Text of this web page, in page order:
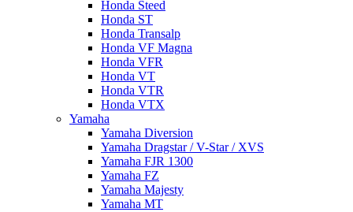
Honda Steed
Honda ST
Honda Transalp
Honda VF Magna
Honda VFR
Honda VT
Honda VTR
Honda VTX
Yamaha
Yamaha Diversion
Yamaha Dragstar / V-Star / XVS
Yamaha FJR 1300
Yamaha FZ
Yamaha Majesty
Yamaha MT